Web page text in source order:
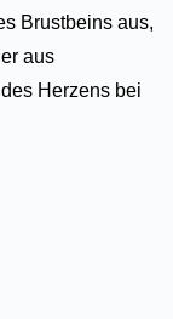
Brustbeins aus,
aus
Herzens bei